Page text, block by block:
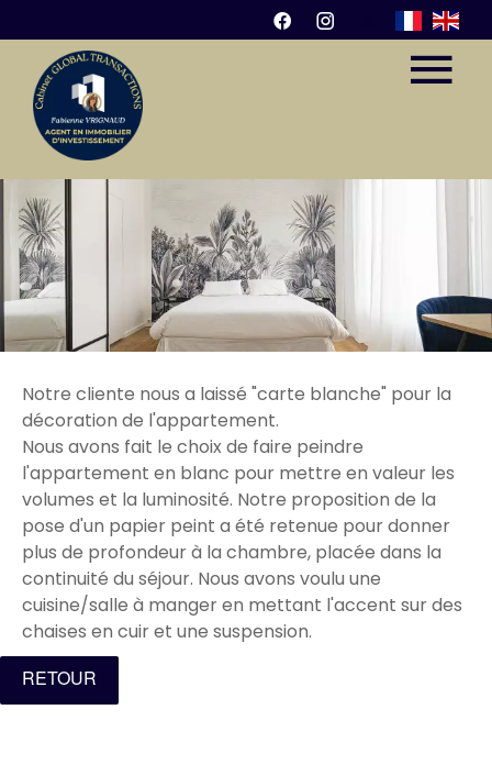
Notre cliente nous a laissé "carte blanche" pour la
décoration de l'appartement.
Nous avons fait le choix de faire peindre
l'appartement en blanc pour mettre en valeur les
volumes et la luminosité. Notre proposition de la
pose d'un papier peint a été retenue pour donner
plus de profondeur à la chambre, placée dans la
continuité du séjour. Nous avons voulu une
cuisine/salle à manger en mettant l'accent sur des
chaises en cuir et une suspension.
RETOUR